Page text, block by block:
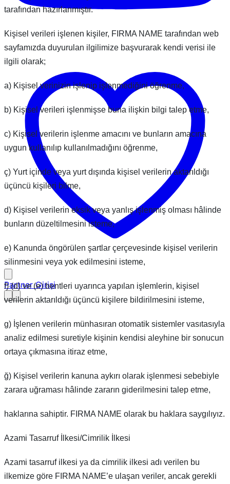
Partner Girişi
tarafından hazırlanmıştır.
Kişisel verileri işlenen kişiler, FIRMA NAME tarafından web
sayfamızda duyurulan ilgilimize başvurarak kendi verisi ile
ilgili olarak;
a) Kişisel verinizin işlenip işlenmediğini öğrenme,
b) Kişisel verileri işlenmişse buna ilişkin bilgi talep etme,
c) Kişisel verilerin işlenme amacını ve bunların amacına
uygun kullanılıp kullanılmadığını öğrenme,
ç) Yurt içinde veya yurt dışında kişisel verilerin aktarıldığı
üçüncü kişileri bilme,
d) Kişisel verilerin eksik veya yanlış işlenmiş olması hâlinde
bunların düzeltilmesini isteme,
e) Kanunda öngörülen şartlar çerçevesinde kişisel verilerin
silinmesini veya yok edilmesini isteme,
f) (d) ve (e) bentleri uyarınca yapılan işlemlerin, kişisel
verilerin aktarıldığı üçüncü kişilere bildirilmesini isteme,
g) İşlenen verilerin münhasıran otomatik sistemler vasıtasıyla
analiz edilmesi suretiyle kişinin kendisi aleyhine bir sonucun
ortaya çıkmasına itiraz etme,
ğ) Kişisel verilerin kanuna aykırı olarak işlenmesi sebebiyle
zarara uğraması hâlinde zararın giderilmesini talep etme,
haklarına sahiptir. FIRMA NAME olarak bu haklara saygılıyız.
Azami Tasarruf İlkesi/Cimrilik İlkesi
Azami tasarruf ilkesi ya da cimrilik ilkesi adı verilen bu
ilkemize göre FIRMA NAME’e ulaşan veriler, ancak gerekli